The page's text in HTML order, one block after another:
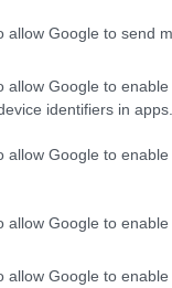
allow Google to send
allow Google to
identifiers in apps.
allow Google to
allow Google to
allow Google to
che, secondo la
per
avere effetti
Yin Yoga
per migliorare
Ecco cosa